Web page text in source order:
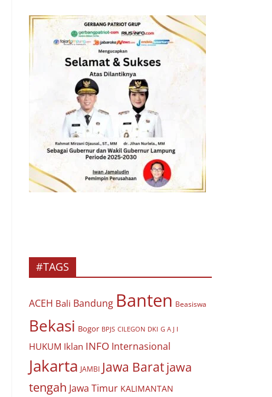
#TAGS
ACEH Bali Bandung Banten Beasiswa
Bekasi Bogor BPJS CILEGON DKI G A J I
HUKUM Iklan INFO Internasional
Jakarta JAMBI Jawa Baratjawa
tengah Jawa Timur KALIMANTAN